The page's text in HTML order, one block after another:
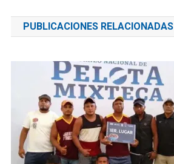
de
entradas
PUBLICACIONES RELACIONADAS